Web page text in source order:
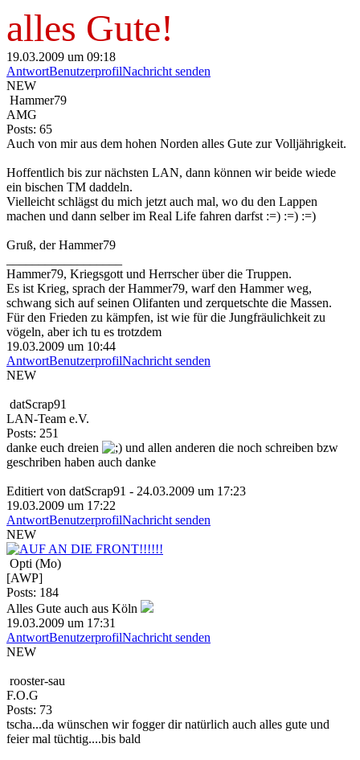
alles Gute!
19.03.2009 um 09:18
AntwortBenutzerprofilNachricht senden
NEW
Hammer79
AMG
Posts: 65
Auch von mir aus dem hohen Norden alles Gute zur Volljährigkeit.
Hoffentlich bis zur nächsten LAN, dann können wir beide wiede
ein bischen TM daddeln.
Vielleicht schlägst du mich jetzt auch mal, wo du den Lappen
machen und dann selber im Real Life fahren darfst :=) :=) :=)
Gruß, der Hammer79
Hammer79, Kriegsgott und Herrscher über die Truppen.
Es ist Krieg, sprach der Hammer79, warf den Hammer weg,
schwang sich auf seinen Olifanten und zerquetschte die Massen.
Für den Frieden zu kämpfen, ist wie für die Jungfräulichkeit zu
vögeln, aber ich tu es trotzdem
19.03.2009 um 10:44
AntwortBenutzerprofilNachricht senden
NEW
datScrap91
LAN-Team e.V.
Posts: 251
danke euch dreien
und allen anderen die noch schreiben bzw
geschriben haben auch danke
Editiert von datScrap91 - 24.03.2009 um 17:23
19.03.2009 um 17:22
AntwortBenutzerprofilNachricht senden
NEW
Opti (Mo)
[AWP]
Posts: 184
Alles Gute auch aus Köln
19.03.2009 um 17:31
AntwortBenutzerprofilNachricht senden
NEW
rooster-sau
F.O.G
Posts: 73
tscha...da wünschen wir fogger dir natürlich auch alles gute und
feier mal tüchtig....bis bald